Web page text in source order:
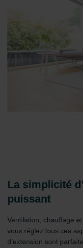
La simplicité
puissant
Ventilation, chauffage
vous réglez tous ces
d’extension sont